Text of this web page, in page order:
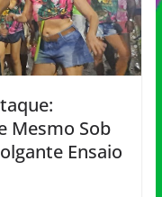
Mesmo Sob
Ensaio